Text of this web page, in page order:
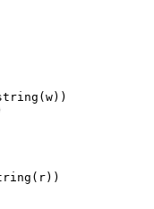
(w))
(r))